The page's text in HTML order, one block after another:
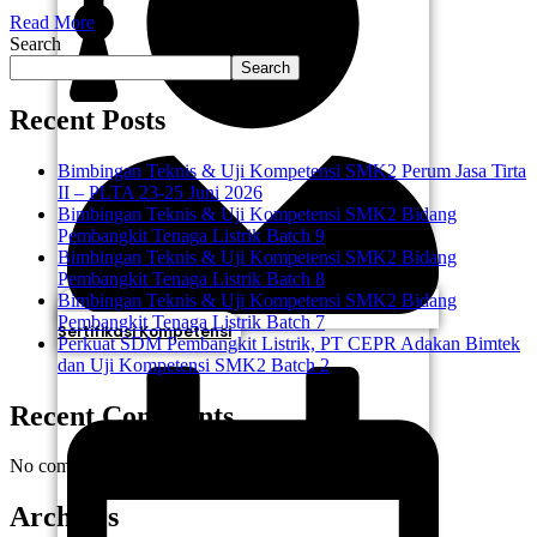
Sertifikasi Kompetensi
Read More
Search
Search
Recent Posts
Bimbingan Teknis & Uji Kompetensi SMK2 Perum Jasa Tirta
II – PLTA 23-25 Juni 2026
Bimbingan Teknis & Uji Kompetensi SMK2 Bidang
Pembangkit Tenaga Listrik Batch 9
Bimbingan Teknis & Uji Kompetensi SMK2 Bidang
Pembangkit Tenaga Listrik Batch 8
Bimbingan Teknis & Uji Kompetensi SMK2 Bidang
Pembangkit Tenaga Listrik Batch 7
Perkuat SDM Pembangkit Listrik, PT CEPR Adakan Bimtek
dan Uji Kompetensi SMK2 Batch 2
Recent Comments
No comments to show.
Archives